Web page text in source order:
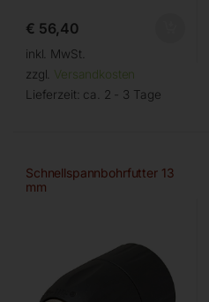
€ 56,40
inkl. MwSt.
zzgl. Versandkosten
Lieferzeit: ca. 2 - 3 Tage
Schnellspannbohrfutter 13
mm